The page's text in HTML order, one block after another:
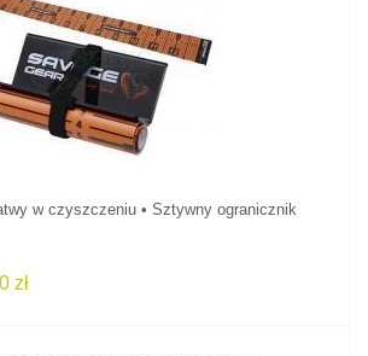
ZOBACZ PRODUKT
w czyszczeniu • Sztywny ogranicznik
zł